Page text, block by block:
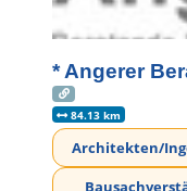
* Angerer
84.13 km
Architekten/